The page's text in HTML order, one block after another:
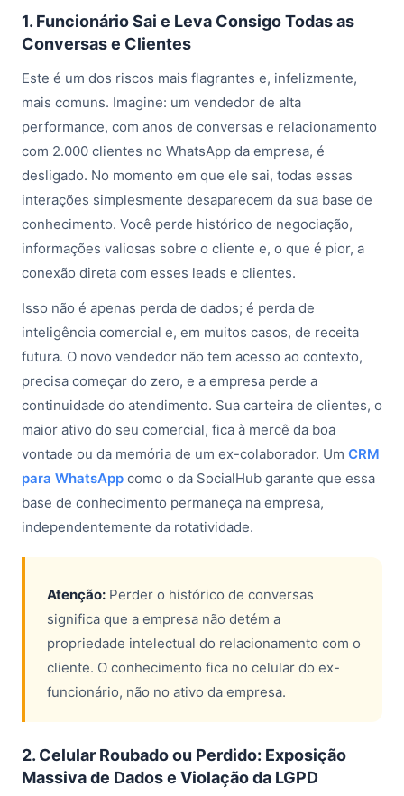
1. Funcionário Sai e Leva Consigo Todas as
Conversas e Clientes
Este é um dos riscos mais flagrantes e, infelizmente,
mais comuns. Imagine: um vendedor de alta
performance, com anos de conversas e relacionamento
com 2.000 clientes no WhatsApp da empresa, é
desligado. No momento em que ele sai, todas essas
interações simplesmente desaparecem da sua base de
conhecimento. Você perde histórico de negociação,
informações valiosas sobre o cliente e, o que é pior, a
conexão direta com esses leads e clientes.
Isso não é apenas perda de dados; é perda de
inteligência comercial e, em muitos casos, de receita
futura. O novo vendedor não tem acesso ao contexto,
precisa começar do zero, e a empresa perde a
continuidade do atendimento. Sua carteira de clientes, o
maior ativo do seu comercial, fica à mercê da boa
vontade ou da memória de um ex-colaborador. Um CRM
para WhatsApp como o da SocialHub garante que essa
base de conhecimento permaneça na empresa,
independentemente da rotatividade.
Atenção: Perder o histórico de conversas
significa que a empresa não detém a
propriedade intelectual do relacionamento com o
cliente. O conhecimento fica no celular do ex-
funcionário, não no ativo da empresa.
2. Celular Roubado ou Perdido: Exposição
Massiva de Dados e Violação da LGPD